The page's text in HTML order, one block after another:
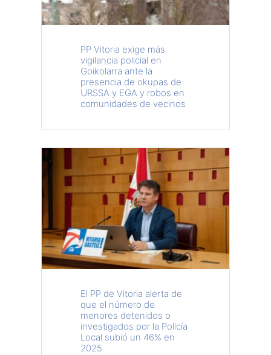
PP Vitoria exige más
vigilancia policial en
Goikolarra ante la
presencia de okupas de
URSSA y EGA y robos en
comunidades de vecinos
El PP de Vitoria alerta de
que el número de
menores detenidos o
investigados por la Policía
Local subió un 46% en
2025